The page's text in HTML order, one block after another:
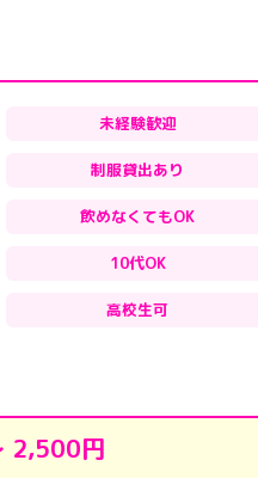
未経験歓迎
制服貸出あり
飲めなくてもOK
10代OK
高校生可
2,500円